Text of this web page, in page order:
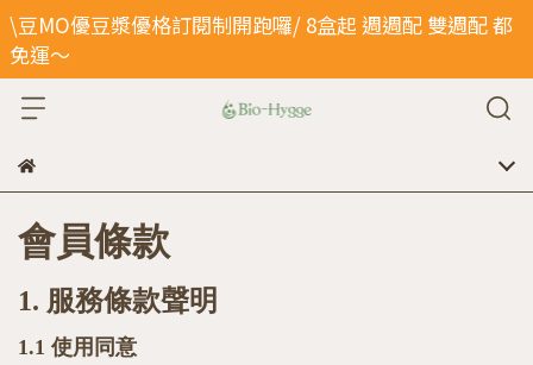
\豆MO優豆漿優格訂閱制開跑囉/ 8盒起 週週配 雙週配 都
免運～
會員條款
1. 服務條款聲明
1.1 使用同意